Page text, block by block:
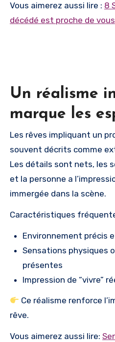
Vous aimerez aussi lire : 8
décédé est proche de vous
Un réalisme
marque les
Les rêves impliquant un
souvent décrits comme
Les détails sont nets, les
et la personne a
immergée dans la scène.
Caractéristiques
Environnement précis
Sensations physiques
présentes
Impression de “vivre”
Ce réalisme renforce
rêve.
Vous aimerez aussi lire: